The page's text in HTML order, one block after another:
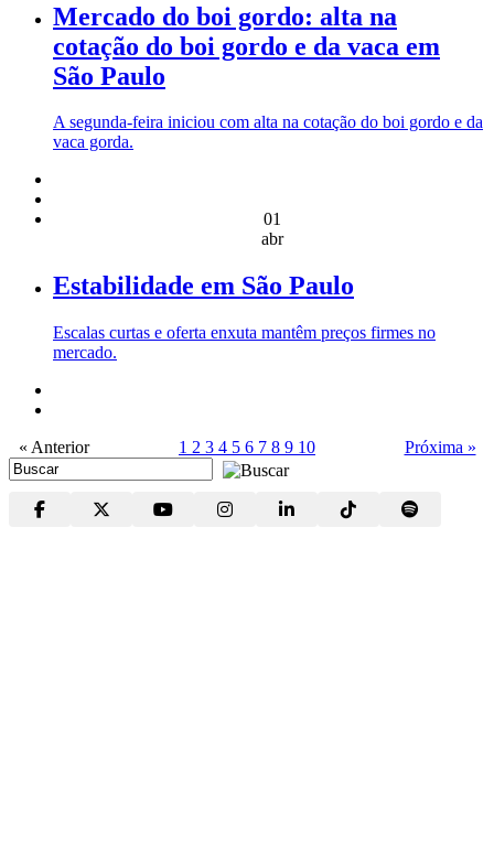
Mercado do boi gordo: alta na
cotação do boi gordo e da vaca em
São Paulo
A segunda-feira iniciou com alta na cotação do boi gordo e da
vaca gorda.
01
abr
Estabilidade em São Paulo
Escalas curtas e oferta enxuta mantêm preços firmes no
mercado.
« Anterior 1 2 3 4 5 6 7 8 9 10 Próxima »